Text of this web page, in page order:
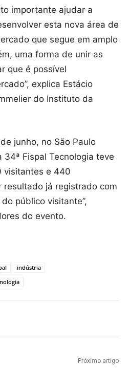
importante ajudar a
esta nova área de
que segue em amplo
uma forma de unir as
que é possível
explica Estácio
do Instituto da
junho, no São Paulo
34ª Fispal Tecnologia teve
visitantes e 440
resultado já registrado com
público visitante”,
do evento.
indústria
Próximo artigo